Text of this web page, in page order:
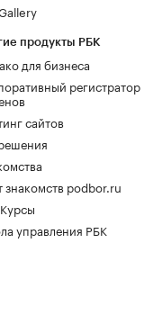
продукты РБК
для бизнеса
регистратор
сайтов
знакомств podbor.ru
управления РБК